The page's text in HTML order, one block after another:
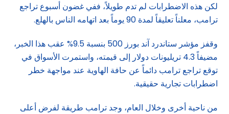
لكن هذه الاضطرابات لم تدم طويلاً، ففي غضون أسبوع تراجع
ترامب، معلناً تعليقاً لمدة 90 يوماً بعد اتهامه الناس بالهلع.
وقفز مؤشر ستاندرد آند بورز 500 بنسبة 9.5% عقب هذا الخبر،
مضيفاً 4.3 تريليونات دولار إلى قيمته، واستمرت الأسواق في
توقع تراجع ترامب دائماً عن حافة الهاوية عند مواجهة خطر
اضطرابات تجارية حقيقية.
من ناحية أخرى وخلال العام، وجد ترامب طريقة لفرض أعلى